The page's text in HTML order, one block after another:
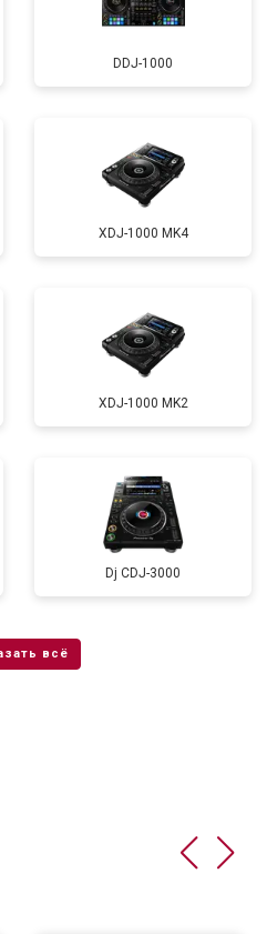
DDJ-1000
XDJ-1000 MK4
XDJ-1000 MK2
Dj CDJ-3000